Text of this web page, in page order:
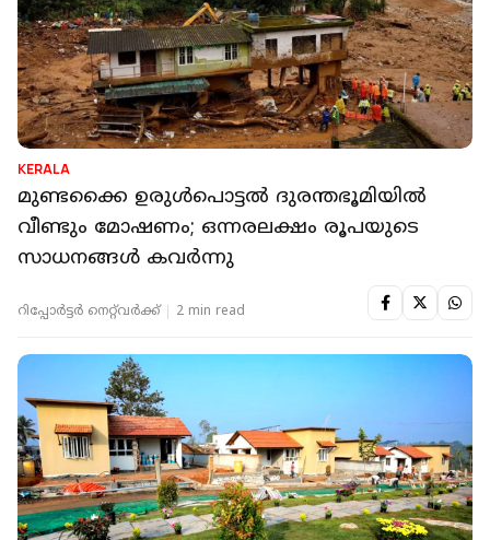
KERALA
മുണ്ടക്കൈ ഉരുള്‍പൊട്ടല്‍ ദുരന്തഭൂമിയില്‍
വീണ്ടും മോഷണം; ഒന്നരലക്ഷം രൂപയുടെ
സാധനങ്ങള്‍ കവര്‍ന്നു
റിപ്പോർട്ടർ നെറ്റ്‌വര്‍ക്ക്‌ 2 min read